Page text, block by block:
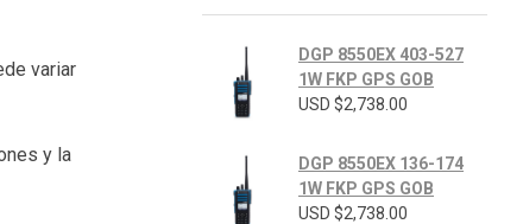
variar
y la
DGP 8550EX 403-527
1W FKP GPS GOB
USD $2,738.00
DGP 8550EX 136-174
1W FKP GPS GOB
USD $2,738.00